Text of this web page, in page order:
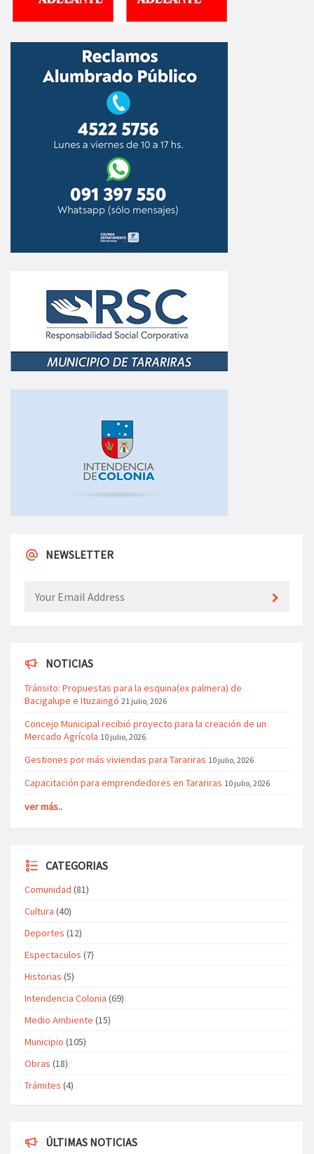
NEWSLETTER
NOTICIAS
Tránsito: Propuestas para la esquina(ex palmera) de
Bacigalupe e Ituzaingó 21 julio, 2026
Concejo Municipal recibió proyecto para la creación de un
Mercado Agrícola 10 julio, 2026
Gestiones por más viviendas para Tarariras 10 julio, 2026
Capacitación para emprendedores en Tarariras 10 julio, 2026
ver más..
CATEGORIAS
Comunidad (81)
Cultura (40)
Deportes (12)
Espectaculos (7)
Historias (5)
Intendencia Colonia (69)
Medio Ambiente (15)
Municipio (105)
Obras (18)
Trámites (4)
ÚLTIMAS NOTICIAS